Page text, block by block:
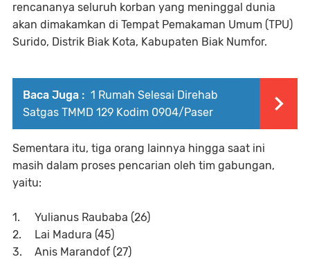
rencananya seluruh korban yang meninggal dunia
akan dimakamkan di Tempat Pemakaman Umum (TPU)
Surido, Distrik Biak Kota, Kabupaten Biak Numfor.
Baca Juga : 1 Rumah Selesai Direhab
Satgas TMMD 129 Kodim 0904/Paser
Sementara itu, tiga orang lainnya hingga saat ini
masih dalam proses pencarian oleh tim gabungan,
yaitu:
1.
Yulianus Raubaba (26)
2.
Lai Madura (45)
3.
Anis Marandof (27)